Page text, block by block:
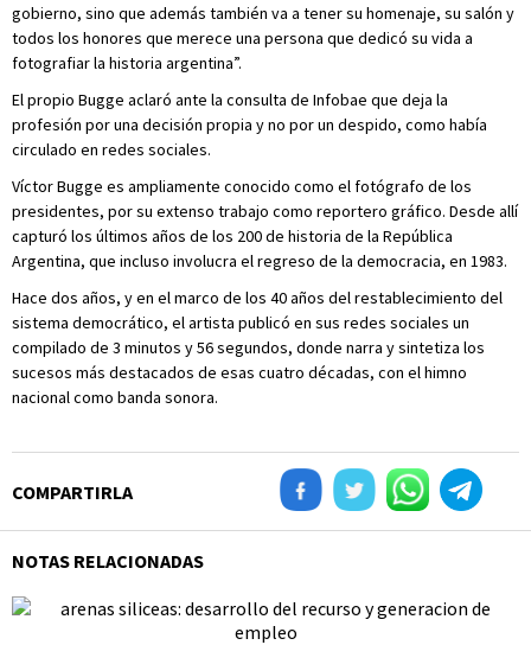
gobierno, sino que además también va a tener su homenaje, su salón y
todos los honores que merece una persona que dedicó su vida a
fotografiar la historia argentina”.
El propio Bugge aclaró ante la consulta de Infobae que deja la
profesión por una decisión propia y no por un despido, como había
circulado en redes sociales.
Víctor Bugge es ampliamente conocido como el fotógrafo de los
presidentes, por su extenso trabajo como reportero gráfico. Desde allí
capturó los últimos años de los 200 de historia de la República
Argentina, que incluso involucra el regreso de la democracia, en 1983.
Hace dos años, y en el marco de los 40 años del restablecimiento del
sistema democrático, el artista publicó en sus redes sociales un
compilado de 3 minutos y 56 segundos, donde narra y sintetiza los
sucesos más destacados de esas cuatro décadas, con el himno
nacional como banda sonora.
COMPARTIRLA
NOTAS RELACIONADAS